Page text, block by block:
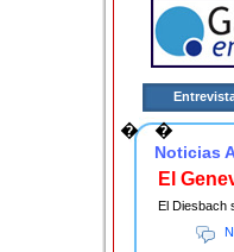
� �
Noticias
El
El Diesbach